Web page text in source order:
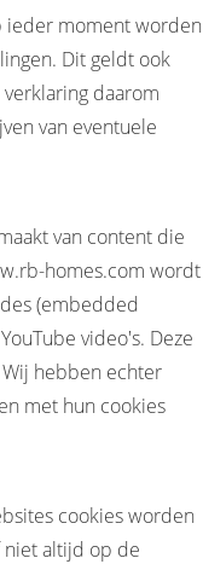
ieder moment worden
Dit geldt ook
daarom
van eventuele
van content die
homes.com wordt
(embedded
video's. Deze
hebben echter
met hun cookies
cookies worden
niet altijd op de